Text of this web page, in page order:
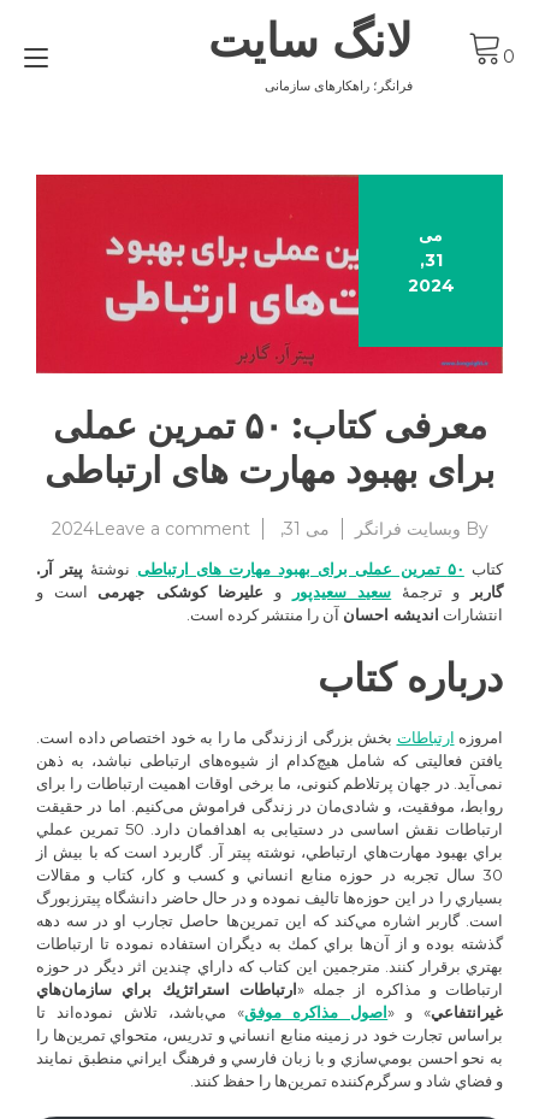
content
لانگ سایت
فرانگر؛ راهکارهای سازمانی
0
می
31,
2024
معرفی کتاب: ۵۰ تمرین عملی
برای بهبود مهارت های ارتباطی
By وبسایت فرانگر می 31, 2024 Leave a comment
on
کتاب:
۵۰
های
کتاب ۵۰ تمرین عملی برای بهبود مهارت های ارتباطی نوشتهٔ پیتر آر.
گاربر
و ترجمهٔ سعید سعیدپور و علیرضا کوشکی جهرمی است و
انتشارات اندیشه احسان آن را منتشر کرده است.
درباره کتاب
امروزه ارتباطات بخش بزرگی از زندگی ما را به خود اختصاص داده است.
یافتن فعالیتی که شامل هیچ‌کدام از شیوه‌های ارتباطی نباشد، به ذهن
نمی‌آید. در جهان پرتلاطم کنونی، ما برخی اوقات اهمیت ارتباطات را برای
روابط، موفقیت، و شادی‌مان در زندگی فراموش می‌کنیم. اما در حقیقت
ارتباطات نقش اساسی در دستیابی به اهدافمان دارد. 50 تمرين عملي
براي بهبود مهارت‌هاي ارتباطي، نوشته پيتر آر. گاربرد است كه با بيش از
30 سال تجربه در حوزه منابع انساني و كسب و كار، كتاب و مقالات
بسياري را در اين حوزه‌ها تاليف نموده و در حال حاضر دانشگاه پيترزبورگ
است. گاربر اشاره مي‌كند كه اين تمرين‌ها حاصل تجارب او در سه دهه
گذشته بوده و از آن‌ها براي كمك به ديگران استفاده نموده تا ارتباطات
بهتري برقرار كنند. مترجمين اين كتاب كه داراي چندين اثر ديگر در حوزه
ارتباطات و مذاكره از جمله «ارتباطات استراتژيك براي سازمان‌هاي
غيرانتفاعي» و «اصول مذاكره موفق» مي‌باشد، تلاش نموده‌اند تا
براساس تجارت خود در زمينه منابع انساني و تدريس، متحواي تمرين‌ها را
به نحو احسن بومي‌سازي و با زبان فارسي و فرهنگ ايراني منطبق نمايند
و فضاي شاد و سرگرم‌كننده تمرين‌ها را حفظ كنند.